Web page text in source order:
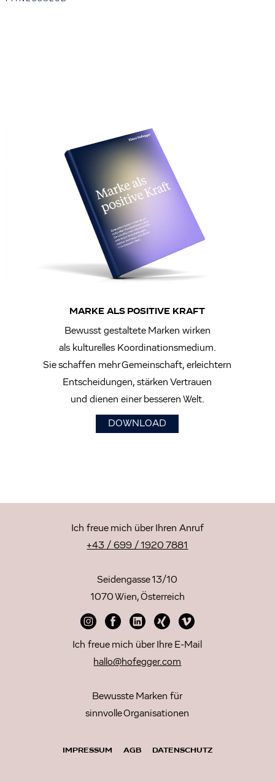
MARKE ALS POSITIVE KRAFT
Bewusst gestaltete Marken wirken
als kulturelles Koordinationsmedium.
Sie schaffen mehr Gemeinschaft, erleichtern
Entscheidungen, stärken Vertrauen
und dienen einer besseren Welt.
DOWNLOAD
Ich freue mich über Ihren Anruf
+43 / 699 / 1920 7881
Seidengasse 13/10
1070 Wien, Österreich
Ich freue mich über Ihre E-Mail
hallo@hofegger.com
Bewusste Marken für
sinnvolle Organisationen
IMPRESSUM AGB DATENSCHUTZ